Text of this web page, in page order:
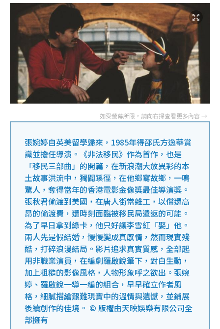
張婉婷自英美留學歸來，1985年得邵氏方逸華賞
識並擔任導演。《非法移民》作為首作，也是
「移民三部曲」的開篇，在新浪潮大放異彩的本
土故事洪流中，獨闢蹊徑，在他鄉寫故鄉，一鳴
驚人，奪得當年的香港電影金像獎最佳導演獎。
張秋君偷渡到美國，在唐人街當雜工，以償還高
昂的偷渡費，還時刻面臨被移民局遣返的可能。
為了早日拿到綠卡，他只好讓李雪紅「娶」他。
兩人先是假結婚，慢慢變成真感情，然而現實殘
酷，打碎浪漫結局。影片追求真實質感，全部起
用非職業演員，在編劇羅啟銳筆下，對白生動，
加上粗糙的影像風格，人物形象呼之欲出。張婉
婷、羅啟銳一導一編的組合，早早確立作者風
格，細膩描繪艱難現實中的溫情與遺憾，並鋪展
後續創作的佳境。 © 版權由天映娛樂有限公司全
部擁有